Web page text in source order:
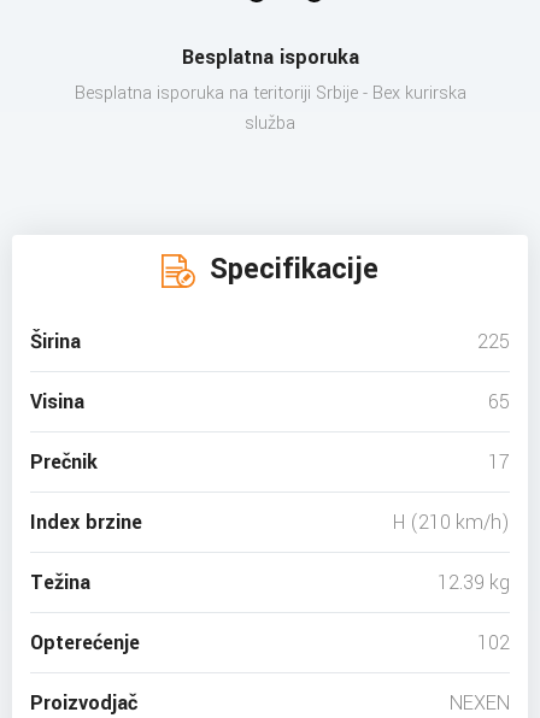
Besplatna isporuka
Besplatna isporuka na teritoriji Srbije - Bex kurirska
služba
Specifikacije
Širina 225
Visina 65
Prečnik 17
Index brzine H (210 km/h)
Težina 12.39 kg
Opterećenje 102
Proizvodjač NEXEN